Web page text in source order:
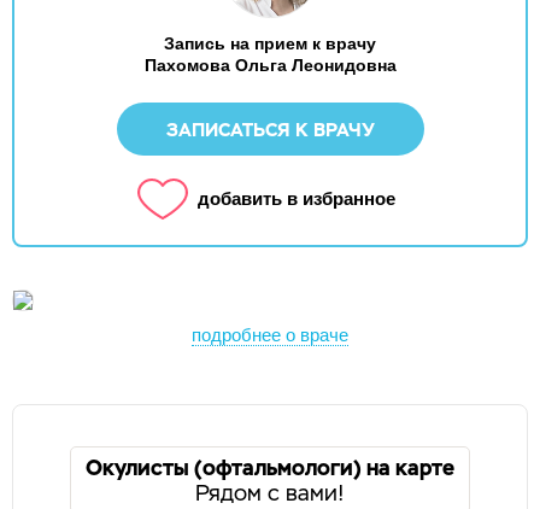
Запись на прием к врачу
Пахомова Ольга Леонидовна
ЗАПИСАТЬСЯ К ВРАЧУ
добавить в избранное
подробнее о враче
Окулисты (офтальмологи) на карте
Рядом с вами!